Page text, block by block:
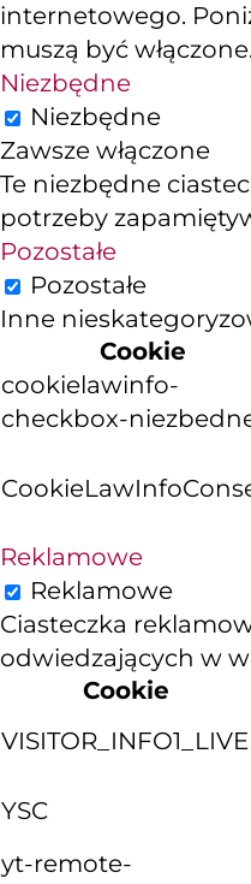
internetowego.
muszą być
Niezbędne
Niezbędne
Zawsze włączone
Te niezbędne
potrzeby
Pozostałe
Pozostałe
Inne
Cookie
cookielawinfo-
checkbox-
Reklamowe
Reklamowe
Ciasteczka
odwiedzających w
Cookie
VISITOR_INFO1_LIVE
YSC
yt-remote-